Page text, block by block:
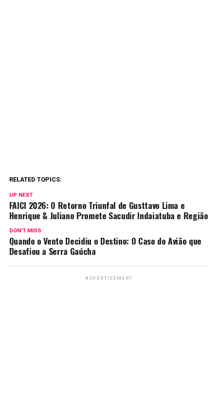
RELATED TOPICS:
UP NEXT
FAICI 2026: O Retorno Triunfal de Gusttavo Lima e
Henrique & Juliano Promete Sacudir Indaiatuba e Região
DON'T MISS
Quando o Vento Decidiu o Destino: O Caso do Avião que
Desafiou a Serra Gaúcha
ADVERTISEMENT